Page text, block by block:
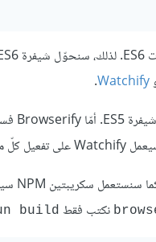
Watchify
.
نكتب فقط build